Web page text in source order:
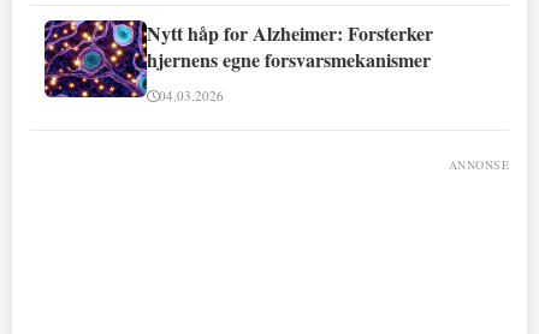
Nytt håp for Alzheimer: Forsterker
hjernens egne forsvarsmekanismer
04.03.2026
ANNONSE